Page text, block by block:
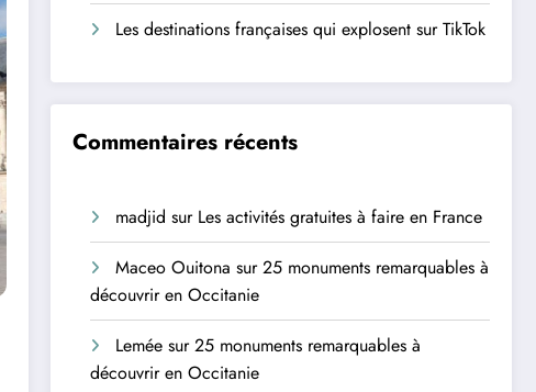
Les destinations françaises qui explosent sur TikTok
Commentaires récents
madjid sur Les activités gratuites à faire en France
Maceo Ouitona sur25 monuments remarquables à
découvrir en Occitanie
Lemée sur25 monuments remarquables à
découvrir en Occitanie